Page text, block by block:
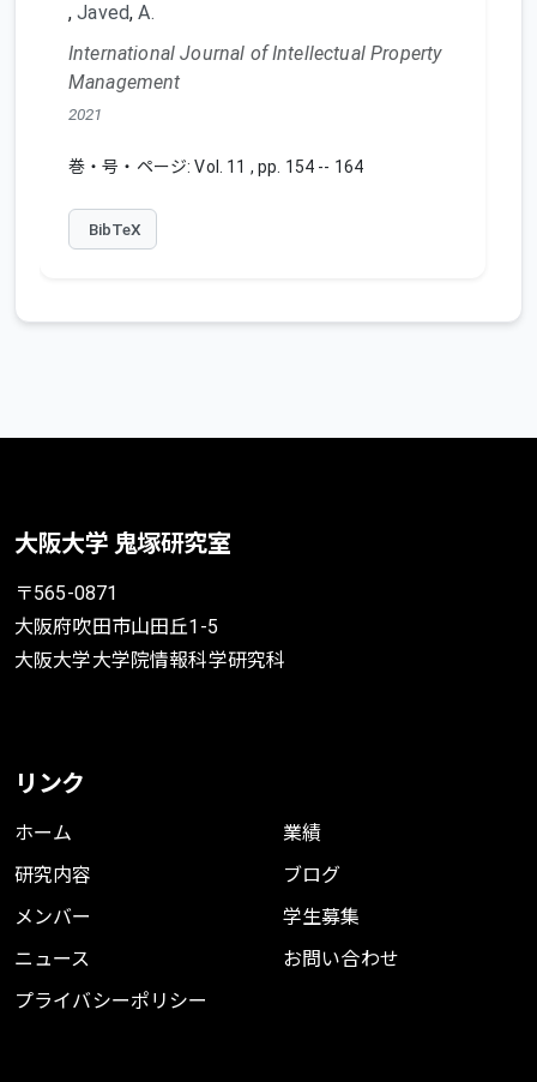
,Javed,A.
International Journal of Intellectual Property
Management
2021
巻・号・ページ: Vol. 11 , pp. 154 -- 164
BibTeX
大阪大学 鬼塚研究室
〒565-0871
大阪府吹田市山田丘1-5
大阪大学大学院情報科学研究科
リンク
ホーム
研究内容
メンバー
ニュース
プライバシーポリシー
業績
ブログ
学生募集
お問い合わせ